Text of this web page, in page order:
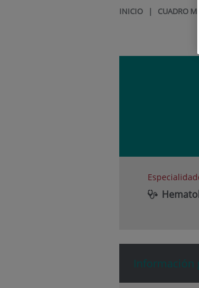
INICIO | CUADRO
Información